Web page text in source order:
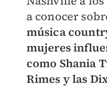
a conocer
música
mujeres
como Shania
Rimes y las